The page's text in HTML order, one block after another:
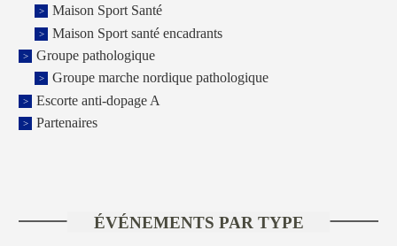
Maison Sport Santé
Maison Sport santé encadrants
Groupe pathologique
Groupe marche nordique pathologique
Escorte anti-dopage A
Partenaires
ÉVÉNEMENTS PAR TYPE